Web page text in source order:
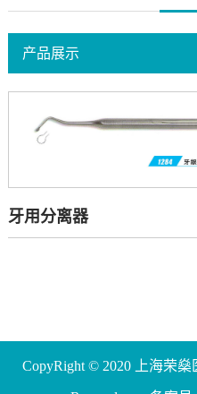
产品展示
牙用分离器
CopyRight © 2020 上海荣